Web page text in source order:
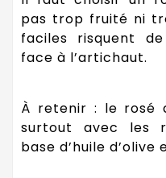
pas trop fruité ni
faciles risquent
face à l’artichaut.
À retenir : le rosé
surtout avec les
base d’huile